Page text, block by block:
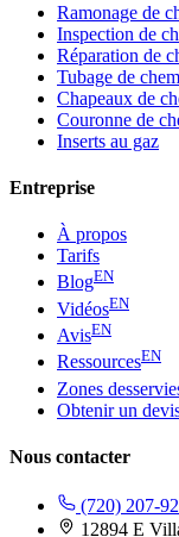
Ramonage de
Inspection de
Réparation de
Tubage de
Chapeaux de
Couronne de
Inserts au gaz
Entreprise
À propos
Tarifs
BlogEN
VidéosEN
AvisEN
RessourcesEN
Zones
Obtenir un
Nous contacter
(720) 207-
12894 E